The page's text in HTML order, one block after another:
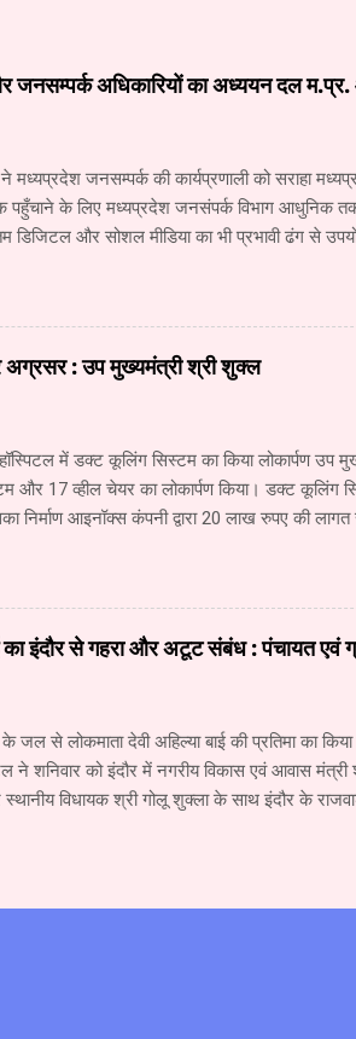
जनसम्पर्क अधिकारियों का अध्ययन दल
ने मध्यप्रदेश जनसम्पर्क की कार्यप्रणाली को सराहा
पहुँचाने के लिए मध्यप्रदेश जनसंपर्क विभाग आधुनिक
डिजिटल और सोशल मीडिया का भी प्रभावी ढंग से
की विस्तृत जानकारी प्राप्त की। अध्ययन दल
वरिष्ठ सहायक संचालक (सूचना) श्री नंदकुमार
श्री सचिन ढवण, सहायक संचालक (सूचना) श्री
में हो रही प्रगति से मीडिया में लगातार नए
जनसंपर्क विभाग उसी प्र...
: उप मुख्यमंत्री श्री शुक्ल
में डक्ट कूलिंग सिस्टम का किया लोकार्पण उप
और 17 व्हील चेयर का लोकार्पण किया। डक्ट कूलिंग
निर्माण आइनॉक्स कंपनी द्वारा 20 लाख रुपए की
पूरा होते ही रीवा में दो सौ बेड का कैंसर अस्पताल शुरू
में कैंसर के उपचार की आधुनिकतम सुविधा
लगातार प्रयास किए जा रहे हैं। संजय गांधी
विभाग में सिंगरौली की एनसीएल कंपनी द्वारा दी
का इंदौर से गहरा और अटूट संबंध : पंचायत एवं
जल से लोकमाता देवी अहिल्या बाई की प्रतिमा का
ने शनिवार को इंदौर में नगरीय विकास एवं आवास मंत्री
विधायक श्री गोलू शुक्ला के साथ इंदौर के
है। तीस वर्ष पूर्व मैंने पहली बार माँ नर्मदा की
स्वयंसेवक संघ के सरसंघचालक डॉ. मोहन भागवत के